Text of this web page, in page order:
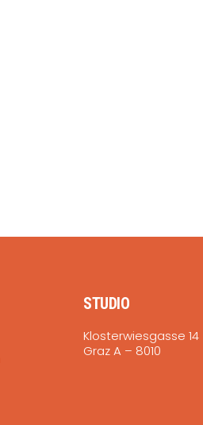
STUDIO
Klosterwiesgasse 14
Graz A – 8010